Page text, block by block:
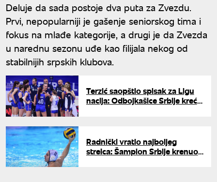
Deluje da sada postoje dva puta za Zvezdu.
Prvi, nepopularniji je gašenje seniorskog tima i
fokus na mlađe kategorije, a drugi je da Zvezda
u narednu sezonu uđe kao filijala nekog od
stabilnijih srpskih klubova.
Terzić saopštio spisak za Ligu
nacija: Odbojkašice Srbije kreću
Radnički vratio najboljeg
strelca: Šampion Srbije krenuo